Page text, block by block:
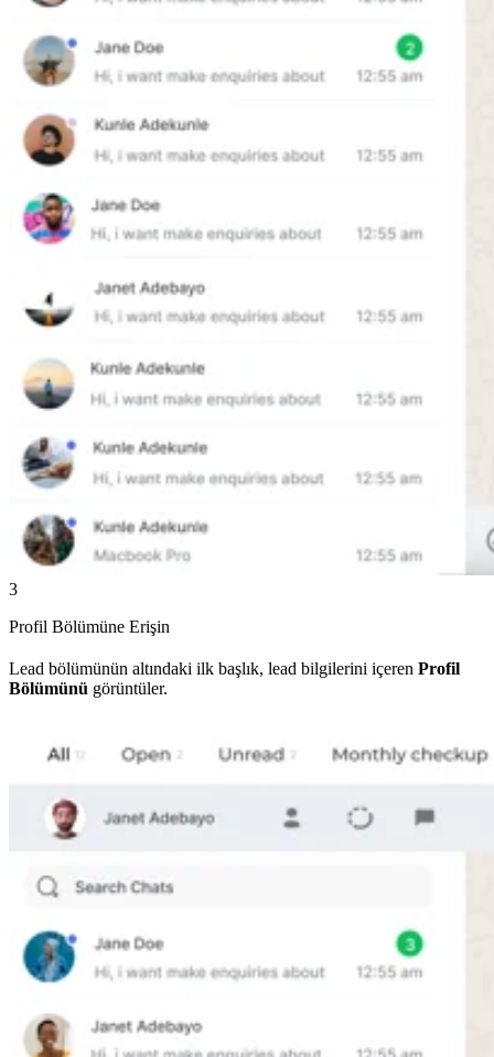
3
Profil Bölümüne Erişin
Lead bölümünün altındaki ilk başlık, lead bilgilerini içeren Profil
Bölümünü görüntüler.